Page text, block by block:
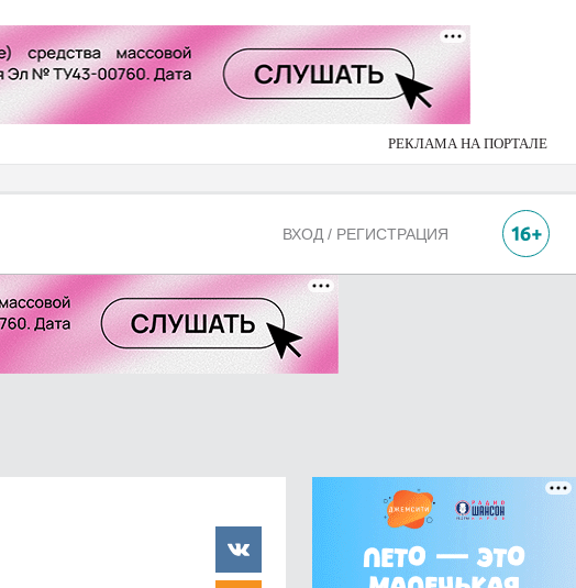
РЕКЛАМА НА ПОРТАЛЕ
ВХОД / РЕГИСТРАЦИЯ